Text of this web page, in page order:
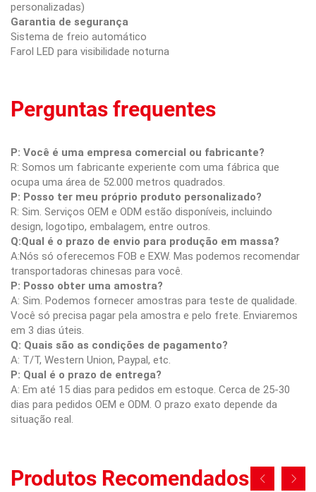
personalizadas)
Garantia de segurança
Sistema de freio automático
Farol LED para visibilidade noturna
Perguntas frequentes
P: Você é uma empresa comercial ou fabricante?
R: Somos um fabricante experiente com uma fábrica que
ocupa uma área de 52.000 metros quadrados.
P: Posso ter meu próprio produto personalizado?
R: Sim. Serviços OEM e ODM estão disponíveis, incluindo
design, logotipo, embalagem, entre outros.
Q:Qual é o prazo de envio para produção em massa?
A:Nós só oferecemos FOB e EXW. Mas podemos recomendar
transportadoras chinesas para você.
P: Posso obter uma amostra?
A: Sim. Podemos fornecer amostras para teste de qualidade.
Você só precisa pagar pela amostra e pelo frete. Enviaremos
em 3 dias úteis.
Q: Quais são as condições de pagamento?
A: T/T, Western Union, Paypal, etc.
P: Qual é o prazo de entrega?
A: Em até 15 dias para pedidos em estoque. Cerca de 25-30
dias para pedidos OEM e ODM. O prazo exato depende da
situação real.
Produtos Recomendados